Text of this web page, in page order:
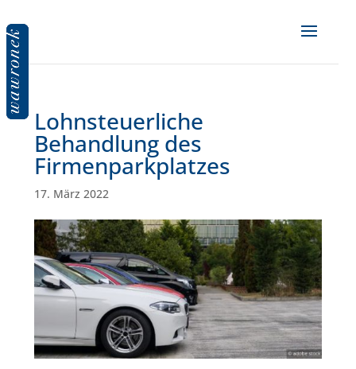
Lohnsteuerliche
Behandlung des
Firmenparkplatzes
17. März 2022